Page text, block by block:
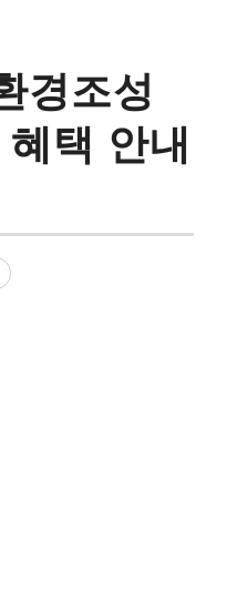
경조성
택 안내